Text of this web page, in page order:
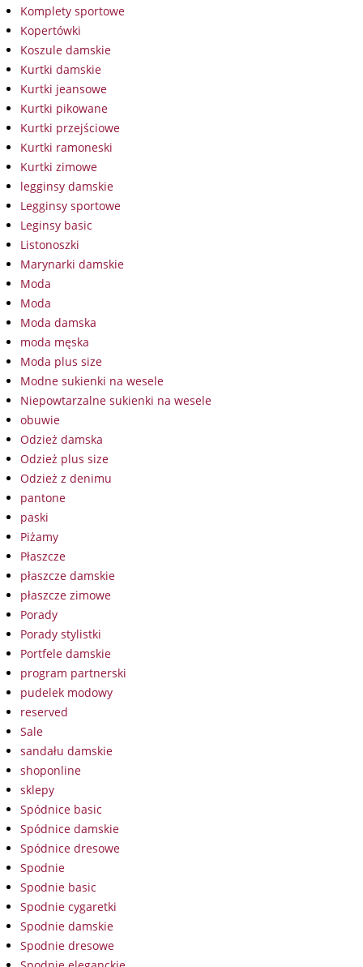
Komplety sportowe
Kopertówki
Koszule damskie
Kurtki damskie
Kurtki jeansowe
Kurtki pikowane
Kurtki przejściowe
Kurtki ramoneski
Kurtki zimowe
legginsy damskie
Legginsy sportowe
Leginsy basic
Listonoszki
Marynarki damskie
Moda
Moda
Moda damska
moda męska
Moda plus size
Modne sukienki na wesele
Niepowtarzalne sukienki na wesele
obuwie
Odzież damska
Odzież plus size
Odzież z denimu
pantone
paski
Piżamy
Płaszcze
płaszcze damskie
płaszcze zimowe
Porady
Porady stylistki
Portfele damskie
program partnerski
pudelek modowy
reserved
Sale
sandału damskie
shoponline
sklepy
Spódnice basic
Spódnice damskie
Spódnice dresowe
Spodnie
Spodnie basic
Spodnie cygaretki
Spodnie damskie
Spodnie dresowe